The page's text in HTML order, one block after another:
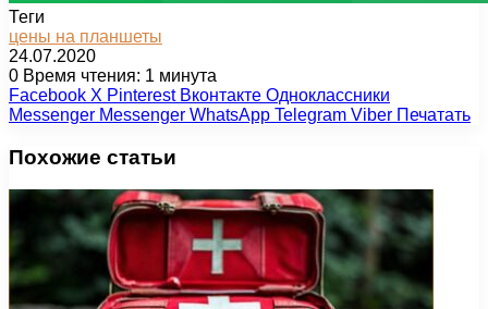
Теги
цены на планшеты
24.07.2020
0 Время чтения: 1 минута
Facebook X Pinterest Вконтакте Одноклассники
Messenger Messenger WhatsApp Telegram Viber Печатать
Похожие статьи